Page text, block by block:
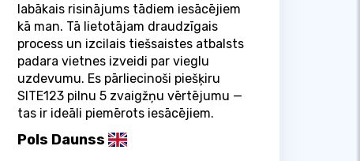
labākais risinājums tādiem iesācējiem
kā man. Tā lietotājam draudzīgais
process un izcilais tiešsaistes atbalsts
padara vietnes izveidi par vieglu
uzdevumu. Es pārliecinoši piešķiru
SITE123 pilnu 5 zvaigžņu vērtējumu —
tas ir ideāli piemērots iesācējiem.
Pols Daunss